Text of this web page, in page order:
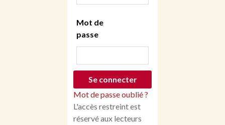
Mot de
passe
Mot de passe oublié ?
L'accès restreint est
réservé aux lecteurs